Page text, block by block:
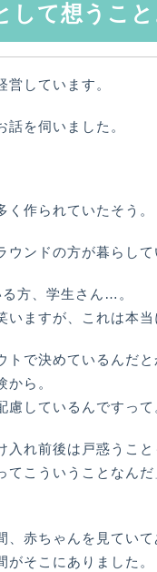
て想うこと
営しています。
を伺いました。
作られていたそう。
ンドの方が暮らして
方、学生さん…。
ますが、これは本当
で決めているんだと
ら。
しているんですって
入れ前後は戸惑うこ
こういうことなん
赤ちゃんを見ていて
そこにありました。